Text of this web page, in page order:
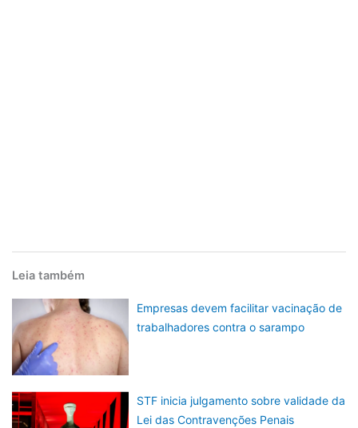
Leia também
Empresas devem facilitar vacinação de
trabalhadores contra o sarampo
STF inicia julgamento sobre validade da
Lei das Contravenções Penais